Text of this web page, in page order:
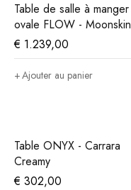
Table de salle à manger
ovale FLOW - Moonskin
Off White
€ 1.239,00
Ajouter au panier
Table ONYX - Carrara
Creamy
€ 302,00